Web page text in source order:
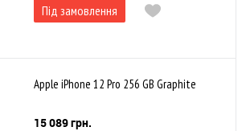
Під замовлення
Apple iPhone 12 Pro 256 GB Graphite
15 089 грн.